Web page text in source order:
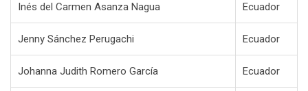
Inés del Carmen Asanza Nagua Ecuador
Jenny Sánchez Perugachi Ecuador
Johanna Judith Romero García Ecuador